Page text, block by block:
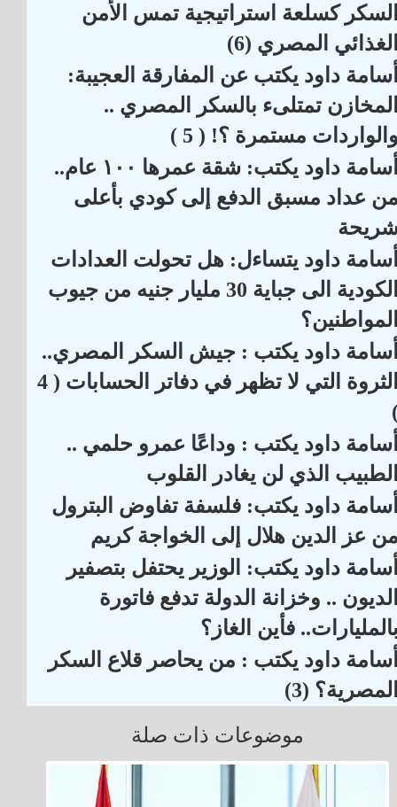
كسلعة استراتيجية تمس الأمن
المصري (6)
داود يكتب عن المفارقة العجيبة:
تمتلىء بالسكر المصري ..
مستمرة ؟! ( 5 )
أسامة داود يكتب: شقة عمرها ١٠٠ عام..
عداد مسبق الدفع إلى كودي بأعلى
داود يتساءل: هل تحولت العدادات
الكودية الى جباية 30 مليار جنيه من جيوب
داود يكتب : جيش السكر المصري..
الثروة التي لا تظهر في دفاتر الحسابات ( 4
داود يكتب : وداعًا عمرو حلمي ..
الذي لن يغادر القلوب
داود يكتب: فلسفة تفاوض البترول
عز الدين هلال إلى الخواجة كريم
داود يكتب: الوزير يحتفل بتصفير
.. وخزانة الدولة تدفع فاتورة
فأين الغاز؟
داود يكتب : من يحاصر قلاع السكر
(3)
موضوعات ذات صلة